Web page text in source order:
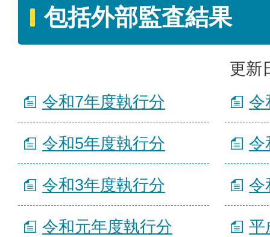
包括外部監査結果
更新
令和7年度執行分
令
令和5年度執行分 令
令和3年度執行分 令
令和元年度執行分 平